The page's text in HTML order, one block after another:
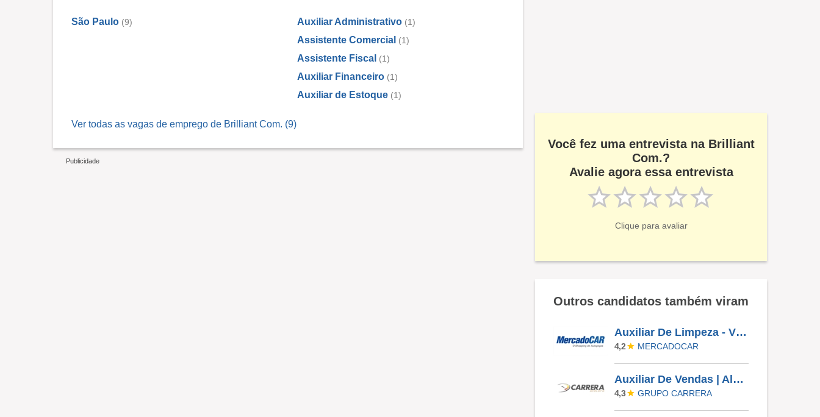
São Paulo (9) Auxiliar Administrativo (1)
Assistente Comercial (1)
Assistente Fiscal (1)
Auxiliar Financeiro (1)
Auxiliar de Estoque (1)
Ver todas as vagas de emprego de Brilliant Com. (9)
Você fez uma entrevista na Brilliant
Com.?
Avalie agora essa entrevista
Clique para avaliar
Outros candidatos também viram
Auxiliar De Limpeza - Vila Menck Osasco - SP
4,2 MERCADOCAR
Auxiliar De Vendas | Alphaville
4,3 GRUPO CARRERA